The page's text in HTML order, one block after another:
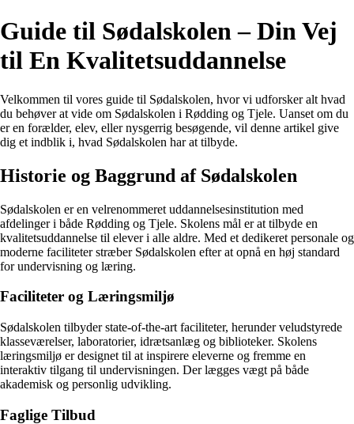
Guide til Sødalskolen – Din Vej
til En Kvalitetsuddannelse
Velkommen til vores guide til Sødalskolen, hvor vi udforsker alt hvad
du behøver at vide om Sødalskolen i Rødding og Tjele. Uanset om du
er en forælder, elev, eller nysgerrig besøgende, vil denne artikel give
dig et indblik i, hvad Sødalskolen har at tilbyde.
Historie og Baggrund af Sødalskolen
Sødalskolen er en velrenommeret uddannelsesinstitution med
afdelinger i både Rødding og Tjele. Skolens mål er at tilbyde en
kvalitetsuddannelse til elever i alle aldre. Med et dedikeret personale og
moderne faciliteter stræber Sødalskolen efter at opnå en høj standard
for undervisning og læring.
Faciliteter og Læringsmiljø
Sødalskolen tilbyder state-of-the-art faciliteter, herunder veludstyrede
klasseværelser, laboratorier, idrætsanlæg og biblioteker. Skolens
læringsmiljø er designet til at inspirere eleverne og fremme en
interaktiv tilgang til undervisningen. Der lægges vægt på både
akademisk og personlig udvikling.
Faglige Tilbud